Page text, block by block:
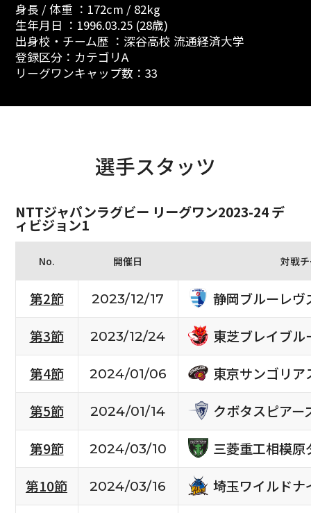
身長 / 体重 ：172cm / 82kg
生年月日 ：1996.03.25 (28歳)
出身校・チーム歴 ：深谷高校 流通経済大学
登録区分：カテゴリA
リーグワンキャップ数：33
選手スタッツ
NTTジャパンラグビー リーグワン2023-24 デ
ィビジョン1
No. 開催日 対戦
第2節 2023/12/17
静岡ブルーレヴ
第3節
2023/12/24
東芝ブレイブル
第4節
2024/01/06
東京サンゴリア
第5節
2024/01/14
クボタスピアー
第9節
2024/03/10
三菱重工相模原
第10節
2024/03/16
埼玉ワイルドナ